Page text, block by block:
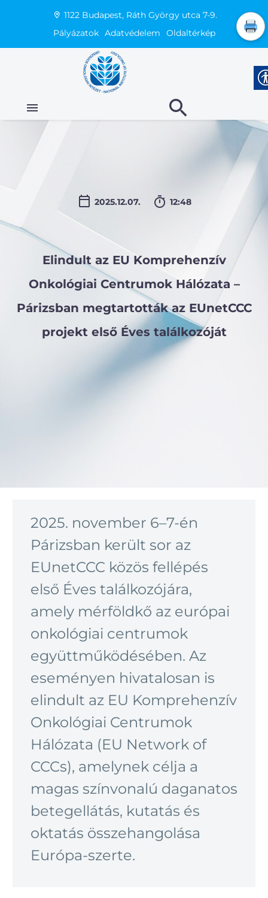
1122 Budapest, Ráth György utca 7-9.
Pályázatok Adatvédelem Oldaltérkép
2025.12.07. 12:48
Elindult az EU Komprehenzív
Onkológiai Centrumok Hálózata –
Párizsban megtartották az EUnetCCC
projekt első Éves találkozóját
2025. november 6–7-én
Párizsban került sor az
EUnetCCC közös fellépés
első Éves találkozójára,
amely mérföldkő az európai
onkológiai centrumok
együttműködésében. Az
eseményen hivatalosan is
elindult az EU Komprehenzív
Onkológiai Centrumok
Hálózata (EU Network of
CCCs), amelynek célja a
magas színvonalú daganatos
betegellátás, kutatás és
oktatás összehangolása
Európa-szerte.